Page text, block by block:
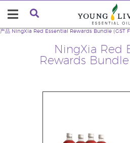
NingXia Red
Rewards Bundle
产品 NingXia Red Essential Rewards Bundle (GST